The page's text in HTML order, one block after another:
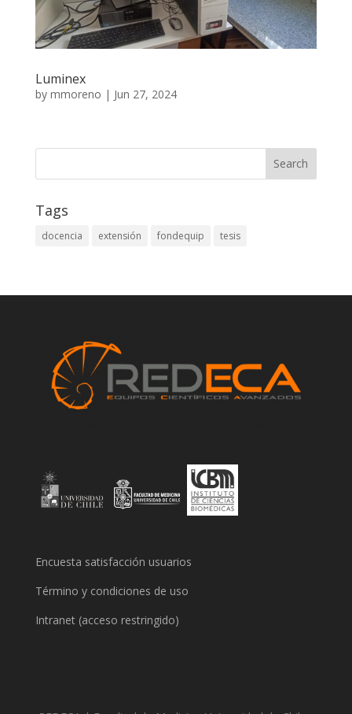
Luminex
by mmoreno | Jun 27, 2024
Tags
docencia extensión fondequip tesis
Encuesta satisfacción usuarios
Término y condiciones de uso
Intranet (acceso restringido)